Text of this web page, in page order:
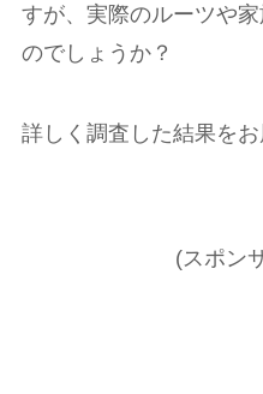
すが、実際のルーツや
のでしょうか？
詳しく調査した結果をお
(スポン